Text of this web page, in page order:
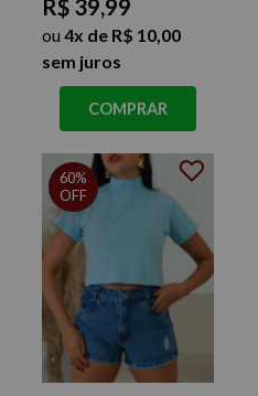
R$ 39,99
ou 4x de R$ 10,00
sem juros
COMPRAR
60%
OFF